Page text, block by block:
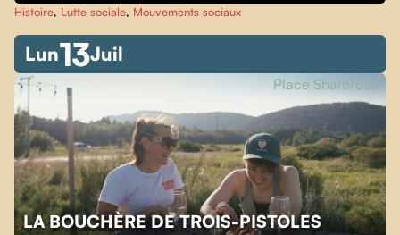
Histoire, Lutte sociale, Mouvements sociaux
Lun13Juil
LA BOUCHÈRE DE TROIS-PISTOLES
Place Shamrock